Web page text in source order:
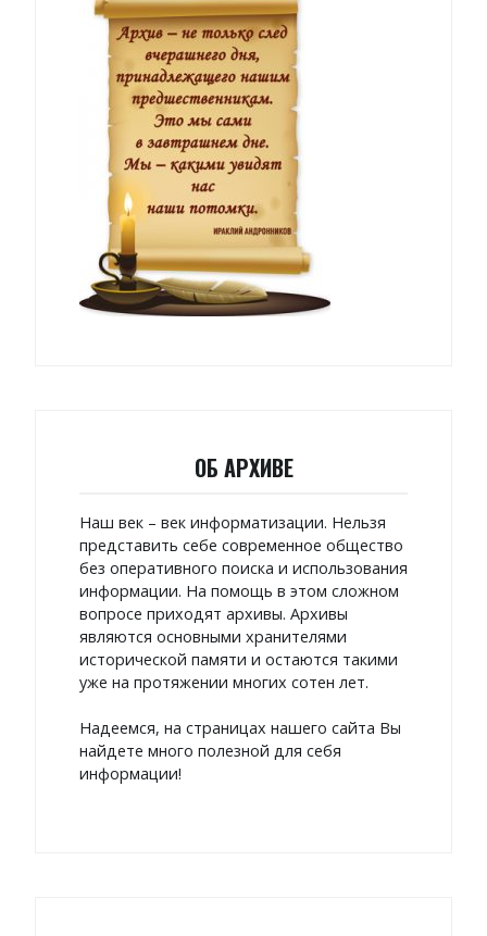
ОБ АРХИВЕ
Наш век – век информатизации. Нельзя
представить себе современное общество
без оперативного поиска и использования
информации. На помощь в этом сложном
вопросе приходят архивы. Архивы
являются основными хранителями
исторической памяти и остаются такими
уже на протяжении многих сотен лет.
Надеемся, на страницах нашего сайта Вы
найдете много полезной для себя
информации!